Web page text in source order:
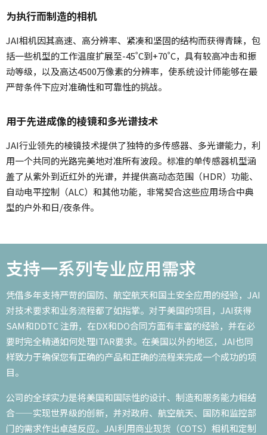
为执行而制造的相机
JAI相机因其高速、高分辨率、紧凑和坚固的结构而获得青睐，包
括一些机型的工作温度扩展至-45˚C到+70˚C，具有较高冲击和振
动等级，以及高达4500万像素的分辨率，使系统设计师能够在最
严苛条件下应对准确性和可靠性的挑战。
用于先进成像的棱镜和多光谱技术
JAI行业领先的棱镜技术提供了独特的多传感器、多光谱能力，利
用一个共同的光路完美地对准所有波段。标准的单传感器机型涵
盖了从紫外到近红外的光谱，并提供高动态范围（HDR）功能、
自动电平控制（ALC）和其他功能，非常契合这些应用场合中典
型的户外和日/夜条件。
支持一系列专业应用需求
凭借多年支持严苛的国防、航空航天和国土安全应用的经验，JAI
对技术要求和业务流程都了如指掌。对于美国的项目，JAI获得
SAM和DDTC 注册，在DX和DO合同方面有丰富的经验，并在必
要时完全精通如何处理ITAR要求。在美国以外的地区，JAI也同
样致力于确保您有正确的产品和正确的流程来完成一个成功的项
目。
公司的全球实力是将美国和国际性的设计、制造和服务能力相结
合——实现世界级的创新，并对政府、航空航天、国防和监控部
门的需求作出卓越反应。JAI利用商业现货（COTS）相机和定制